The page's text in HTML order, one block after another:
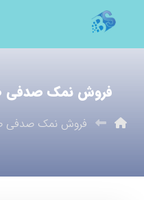
فروش نمک صدفی
فروش نمک صدفی